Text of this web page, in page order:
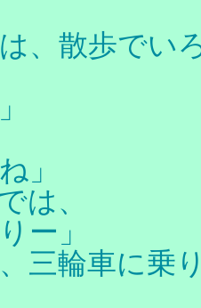
、散歩でい
」
は、
ー」
三輪車に乗